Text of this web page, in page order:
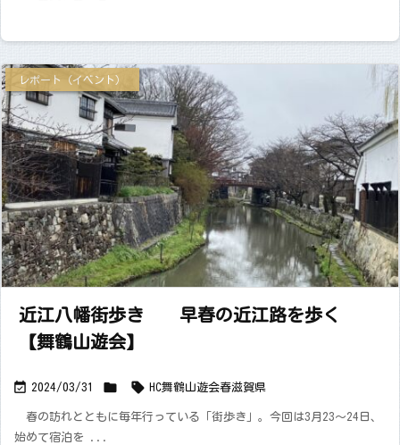
近江八幡街歩き 早春の近江路を歩く
【舞鶴山遊会】
 2024/03/31 
レポート（イベント）
 HC舞鶴山遊会春滋賀県
春の訪れとともに毎年行っている「街歩き」。今回は3月23～24日、
始めて宿泊を ...